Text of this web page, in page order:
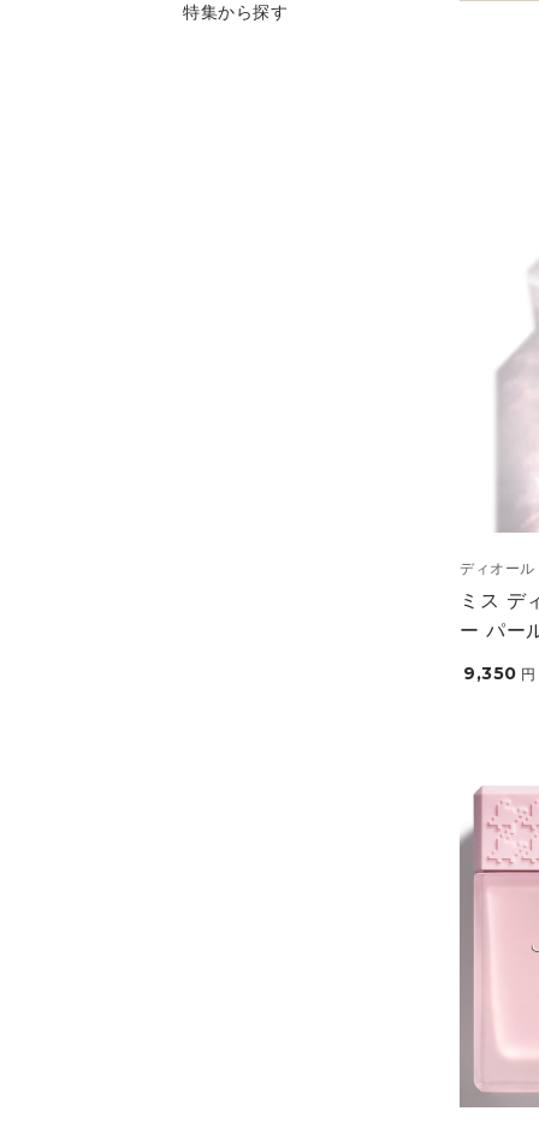
特集から探す
ディオール
ミス デ
ー パー
9,350 円